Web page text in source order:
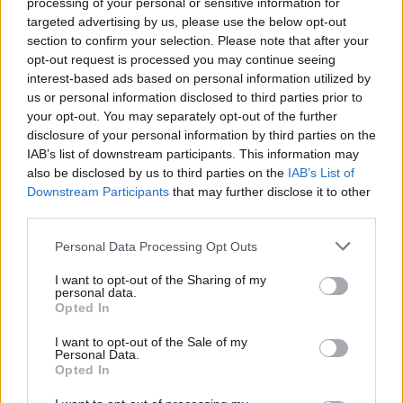
targeted advertising by us, please use the below opt-out
section to confirm your selection. Please note that after your
opt-out request is processed you may continue seeing
interest-based ads based on personal information utilized by
us or personal information disclosed to third parties prior to
your opt-out. You may separately opt-out of the further
disclosure of your personal information by third parties on the
IAB’s list of downstream participants. This information may
also be disclosed by us to third parties on the IAB’s List of
Downstream Participants that may further disclose it to other
Please note that this website/app uses one or more Google
not limited to your visit or usage behaviour. You may click to
grant or deny consent to Google and its third-party tags to
use your data for below specified purposes in below Google
consent section.
Personal Data Processing Opt Outs
I want to opt-out of the Sharing of my
personal data.
Opted In
I want to opt-out of the Sale of my
Personal Data.
Opted In
08. 01.
EGYRE TÖBB FIATALNÁL JELENTKEZIK EZ A
VITAMINHIÁNY – ILYEN JELEKRE FIGYELJ
Erre figyelj!
07. 31.
NEM A CITROMSAV, AZ ECET VAGY A
SZÓDABIKARBÓNA A LEGERŐSEBB: EZT HASZNÁLJÁK A
SZÁLLODÁKBAN A VÍZKŐ ELLEN
Ez a szer tényleg eltünteti a vízkövet
24 óra